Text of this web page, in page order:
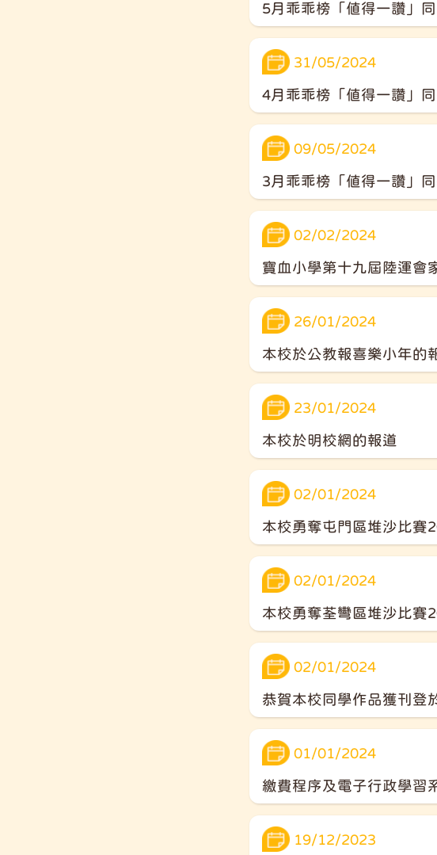
5月乖乖榜「值得一讚」
31/05/2024
4月乖乖榜「值得一讚」
09/05/2024
3月乖乖榜「值得一讚」
02/02/2024
寶血小學第十九屆陸運會
26/01/2024
本校於公教報喜樂小年的
23/01/2024
本校於明校網的報道
02/01/2024
本校勇奪屯門區堆沙比賽
02/01/2024
本校勇奪荃彎區堆沙比賽
02/01/2024
恭賀本校同學作品獲刊登
01/01/2024
繳費程序及電子行政學習
19/12/2023